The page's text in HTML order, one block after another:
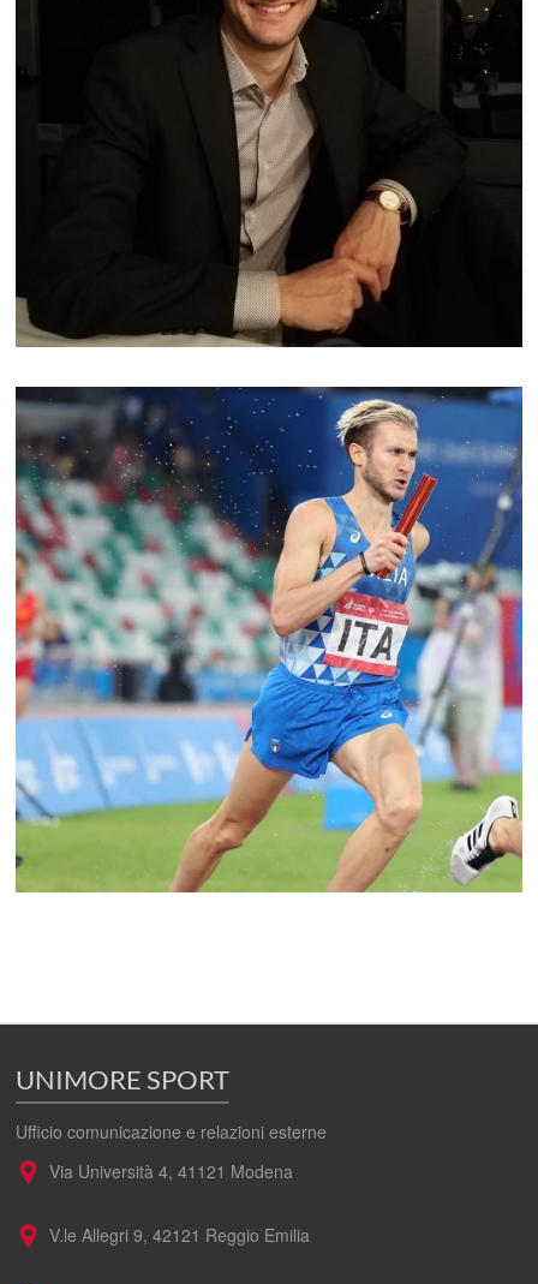
UNIMORE SPORT
Ufficio comunicazione e relazioni esterne
Via Università 4, 41121 Modena
V.le Allegri 9, 42121 Reggio Emilia